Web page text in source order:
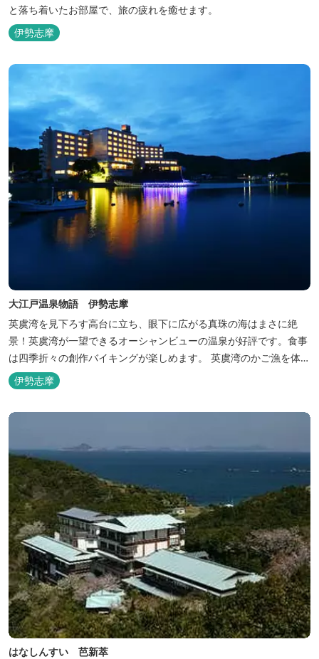
と落ち着いたお部屋で、旅の疲れを癒せます。
伊勢志摩
大江戸温泉物語 伊勢志摩
英虞湾を見下ろす高台に立ち、眼下に広がる真珠の海はまさに絶
景！英虞湾が一望できるオーシャンビューの温泉が好評です。食事
は四季折々の創作バイキングが楽しめます。 英虞湾のかご漁を体験
できるクルーズ船は毎日運行しており、漁で獲れた魚を食べること
もできます。
伊勢志摩
はなしんすい 芭新萃